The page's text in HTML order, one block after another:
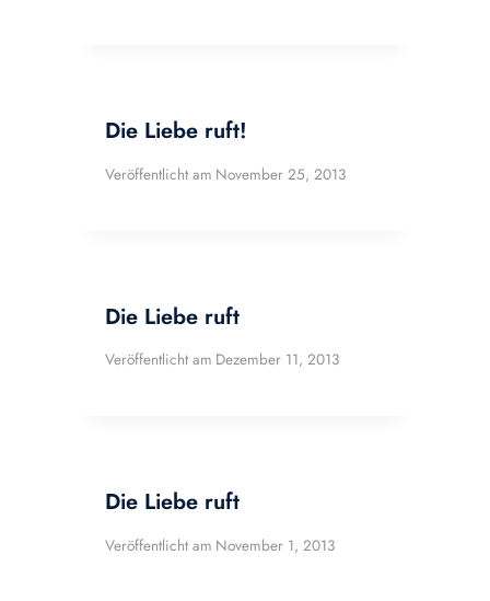
Die Liebe ruft!
Veröffentlicht am November 25, 2013
Die Liebe ruft
Veröffentlicht am Dezember 11, 2013
Die Liebe ruft
Veröffentlicht am November 1, 2013